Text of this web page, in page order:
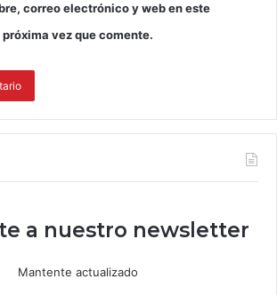
correo electrónico y web en este
vez que comente.
a nuestro newsletter
Mantente actualizado